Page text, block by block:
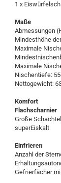
1 x
Maße
Abmessungen
Mindesthöhe
Maximale
Maximale
Nischentiefe:
Nettogewicht:
Komfort
Flachscharnier
Große Schachtel
superEiskalt
Einfrieren
Anzahl der
Gefrierfächer